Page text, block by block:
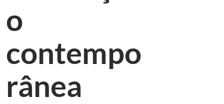
o
contempo
rânea